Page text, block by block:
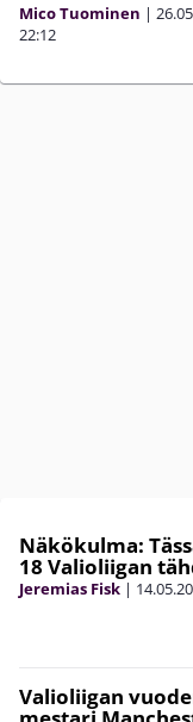
Mico Tuominen |
22:12
Näkökulma:
18 Valioliigan
Jeremias Fisk |
Valioliigan